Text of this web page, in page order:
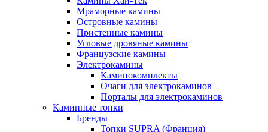
Мраморные камины
Островные камины
Пристенные камины
Угловые дровяные камины
Французские камины
Электрокамины
Каминокомплекты
Очаги для электрокаминов
Порталы для электрокаминов
Каминные топки
Бренды
Топки SUPRA (Франция)